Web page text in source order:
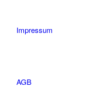
Impressum
AGB